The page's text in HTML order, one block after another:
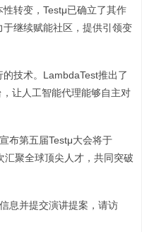
转变，Testμ已确立了其作
继续赋能社区，提供引领变
技术。LambdaTest推出了
让人工智能代理能够自主对
布第五届Testμ大会将于
聚全球顶尖人才，共同突破
息并提交演讲提案，请访